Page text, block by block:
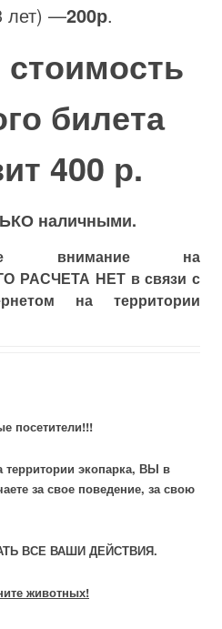
лет) —200р.
билета
400 р.
наличными.
вниманиена
РАСЧЕТА НЕТ в связи с
на территории
посетители!!!
экопарка, ВЫ в
за свое поведение, за свою
ВСЕ ВАШИ ДЕЙСТВИЯ.
животных!